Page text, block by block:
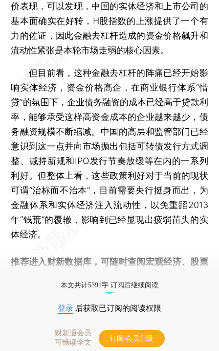
价表现，可以发现，中国的实体经济和上市公司的
基本面确实在好转，H股指数的上涨提供了一个有
力的佐证，因此金融去杠杆造成的资金价格飙升和
流动性紧张是本轮市场走弱的核心因素。
但目前看，这种金融去杠杆的阵痛已经开始影
响实体经济，资金价格高企，在商业银行体系“惜
贷”的氛围下，企业债务融资的成本已经高于贷款利
率，能够承受这样高资金成本的企业越来越少，债
务融资规模不断缩减。中国的高层和监管部门已经
意识到这一点并向市场抛出包括可转债发行方式调
整、减持新规和IPO发行节奏放缓等在内的一系列
利好。但整体上看，这些政策利好对于当前的现状
可谓“治标而不治本”，目前需要央行挺身而出，为
金融体系和实体经济注入流动性，以免重蹈2013
年“钱荒”的覆辙，影响到已经显现出疲弱苗头的实
体经济。
推荐进入 财新数据库 ，可随时查阅宏观经济、股票
本文共计5391字 订阅后继续阅读
登录 后获取已订阅的阅读权限
财新通会员
可畅读全文
订阅/会员升级